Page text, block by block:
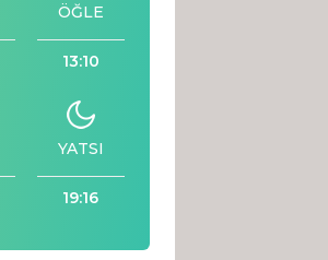
ÖĞLE
13:10
YATSI
19:16